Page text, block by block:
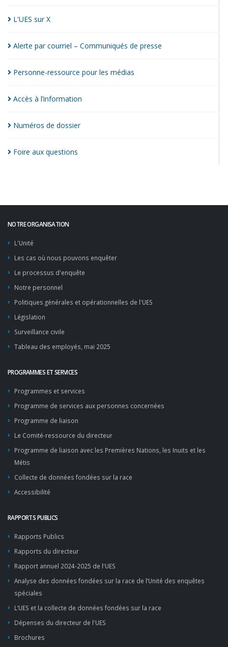
L'UES surX
Alerte par courriel – Communiqués de presse
Personne-ressource pour les médias
Accès à l’information
Numéros de dossier
Foire aux questions
NOTRE ORGANISATION
L'Unité
Les cas où nous pouvons enquêter
Le processus d'enquête
Notre personnel
Politiques générales et opérationnelles de l'UES
Législation
Surveillance civile
Tableau des employés, mai 2025
PROGRAMMES ET SERVICES
Programmes et services
Programme de services aux personnes concernées
Programme de liaison
Le Comité-ressource du directeur
Programme de liaison avec les Premières Nations, les Inuits et les
Métis
Collecte de données fondées sur la race
Accessibilité
RAPPORTS PUBLICS
Rapports Publics
Rapports du directeur
Rapport annuel 2024-2025 de l'UES
Analyse des données fondées sur la race de l’Unité des enquêtes
spéciales
L’UES et la collecte de données fondées sur la race
Dépenses du directeur de l'UES
Brochures